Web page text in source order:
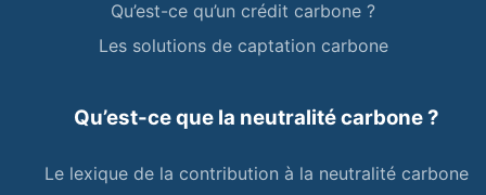
Qu’est-ce qu’un crédit carbone ?
Les solutions de captation carbone
Qu’est-ce que la neutralité carbone ?
Le lexique de la contribution à la neutralité carbone